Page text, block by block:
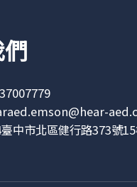
中市北區健行路373號